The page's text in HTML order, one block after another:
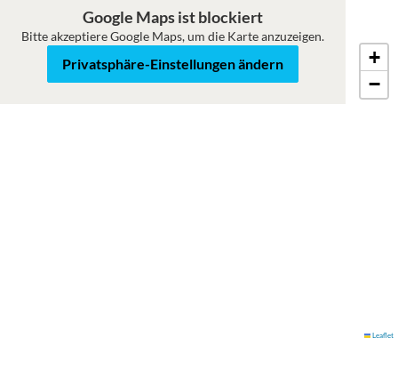
Roadmap Satellit
+
−
Leaflet
Google Maps ist blockiert
Bitte akzeptiere Google Maps, um die Karte anzuzeigen.
Privatsphäre-Einstellungen ändern